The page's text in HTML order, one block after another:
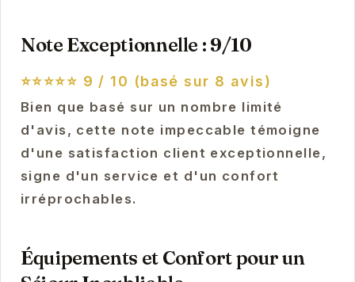
Note Exceptionnelle : 9/10
⭐⭐⭐⭐⭐ 9 / 10 (basé sur 8 avis)
Bien que basé sur un nombre limité
d'avis, cette note impeccable témoigne
d'une satisfaction client exceptionnelle,
signe d'un service et d'un confort
irréprochables.
Équipements et Confort pour un